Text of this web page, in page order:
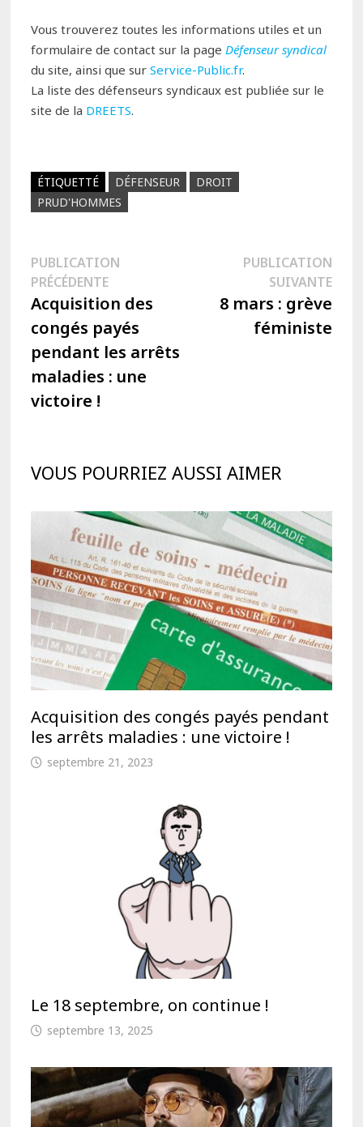
Vous trouverez toutes les informations utiles et un
formulaire de contact sur la page Défenseur syndical
du site, ainsi que sur Service-Public.fr.
La liste des défenseurs syndicaux est publiée sur le
site de la DREETS.
ÉTIQUETTÉ DÉFENSEUR
DROIT
PRUD'HOMMES
Navigation
de
l’article
PUBLICATION
PRÉCÉDENTEPublication
précédente :
Acquisition des
congés payés
pendant les arrêts
maladies : une
victoire !
PUBLICATION
SUIVANTE
8 mars : grève
féministe
VOUS POURRIEZ AUSSI AIMER
Acquisition des congés payés pendant
les arrêts maladies : une victoire !
septembre 21, 2023
Le 18 septembre, on continue !
septembre 13, 2025